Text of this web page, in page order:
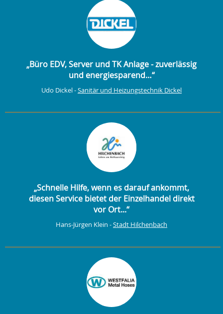
„Büro EDV, Server und TK Anlage - zuverlässig
und energiesparend…“
Udo Dickel -Sanitär und Heizungstechnik Dickel
„Schnelle Hilfe, wenn es darauf ankommt,
diesen Service bietet der Einzelhandel direkt
vor Ort...“
Hans-Jürgen Klein -Stadt Hilchenbach